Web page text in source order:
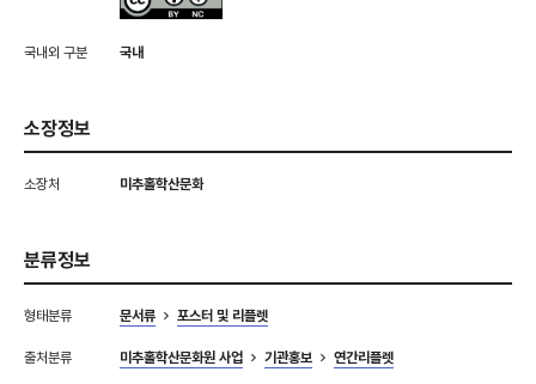
국내외 구분 국내
소장정보
소장처 미추홀학산문화
분류정보
형태분류 문서류 포스터 및 리플렛
출처분류 미추홀학산문화원 사업 기관홍보 연간리플렛